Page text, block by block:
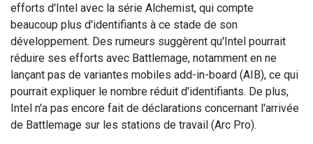
efforts d'Intel avec la série Alchemist, qui compte
beaucoup plus d'identifiants à ce stade de son
développement. Des rumeurs suggèrent qu'Intel pourrait
réduire ses efforts avec Battlemage, notamment en ne
lançant pas de variantes mobiles add-in-board (AIB), ce qui
pourrait expliquer le nombre réduit d'identifiants. De plus,
Intel n'a pas encore fait de déclarations concernant l'arrivée
de Battlemage sur les stations de travail (Arc Pro).